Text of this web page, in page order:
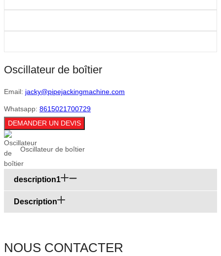
Oscillateur de boîtier
Email: jacky@pipejackingmachine.com
Whatsapp: 8615021700729
DEMANDER UN DEVIS
Oscillateur de boîtier
description1
Description
NOUS CONTACTER